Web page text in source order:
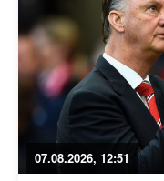
07.08.2026, 12:51